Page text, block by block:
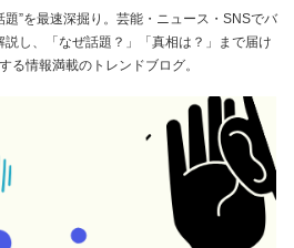
”を最速深掘り。芸能・ニュース・SNSでバ
し、「なぜ話題？」「真相は？」まで届け
る情報満載のトレンドブログ。